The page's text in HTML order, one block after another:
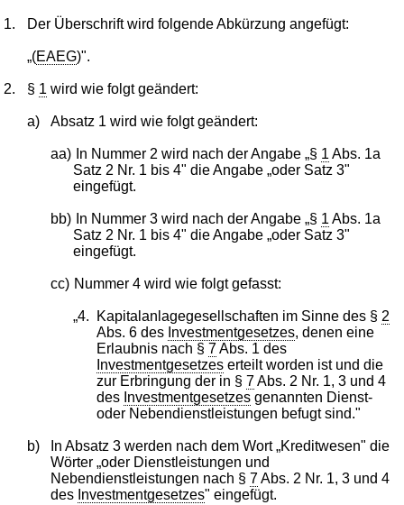
1. Der Überschrift wird folgende Abkürzung angefügt:
„(EAEG)".
2. § 1 wird wie folgt geändert:
a) Absatz 1 wird wie folgt geändert:
aa) In Nummer 2 wird nach der Angabe „§ 1 Abs. 1a
Satz 2 Nr. 1 bis 4" die Angabe „oder Satz 3"
eingefügt.
bb) In Nummer 3 wird nach der Angabe „§ 1 Abs. 1a
Satz 2 Nr. 1 bis 4" die Angabe „oder Satz 3"
eingefügt.
cc) Nummer 4 wird wie folgt gefasst:
„4. Kapitalanlagegesellschaften im Sinne des § 2
Abs. 6 des Investmentgesetzes, denen eine
Erlaubnis nach § 7Abs. 1 des
Investmentgesetzeserteilt worden ist und die
zur Erbringung der in § 7Abs. 2 Nr. 1, 3 und 4
des Investmentgesetzesgenannten Dienst-
oder Nebendienstleistungen befugt sind."
b)
In Absatz 3 werden nach dem Wort „Kreditwesen" die
Wörter „oder Dienstleistungen und
Nebendienstleistungen nach § 7Abs. 2 Nr. 1, 3 und 4
des Investmentgesetzes" eingefügt.